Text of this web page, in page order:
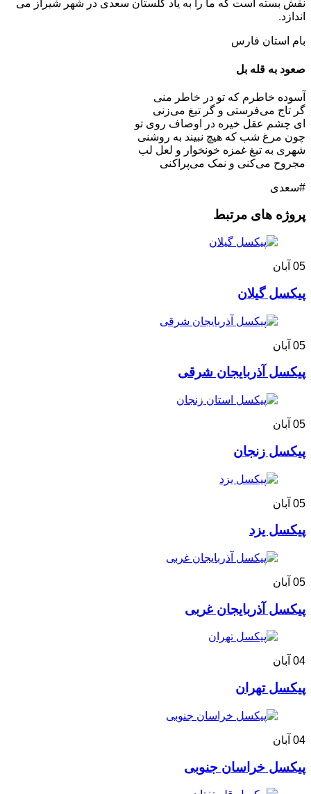
نقش بسته است که ما را به یاد گلستان سعدی در شهر شیراز می
اندازد.
بام استان فارس
صعود به قله بل
آسوده خاطرم که تو در خاطر منی
گر تاج می‌فرستی و گر تیغ می‌زنی
ای چشم عقل خیره در اوصاف روی تو
چون مرغ شب که هیچ نبیند به روشنی
شهری به تیغ غمزه خونخوار و لعل لب
مجروح می‌کنی و نمک می‌پراکنی
#سعدی
پروژه های مرتبط
05 آبان
پیکسل گیلان
05 آبان
پیکسل آذربایجان شرقی
05 آبان
پیکسل زنجان
05 آبان
پیکسل یزد
05 آبان
پیکسل آذربایجان غربی
04 آبان
پیکسل تهران
04 آبان
پیکسل خراسان جنوبی